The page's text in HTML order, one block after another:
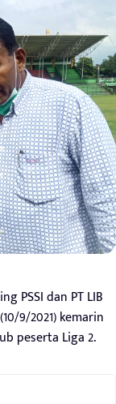
PSSI dan PT LIB
9/2021) kemarin
peserta Liga 2.